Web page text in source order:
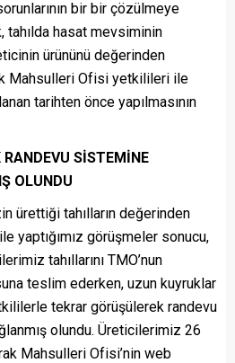
bir bir çözülmeye
tahılda hasat mevsiminin
ürününü değerinden
Mahsulleri Ofisi yetkilileri ile
tarihten önce yapılmasının
RANDEVU SİSTEMİNE
OLUNDU
ürettiği tahılların değerinden
yaptığımız görüşmeler sonucu,
tahıllarını TMO’nun
teslim ederken, uzun kuyruklar
tekrar görüşülerek randevu
olundu. Üreticilerimiz 26
Mahsulleri Ofisi’nin web